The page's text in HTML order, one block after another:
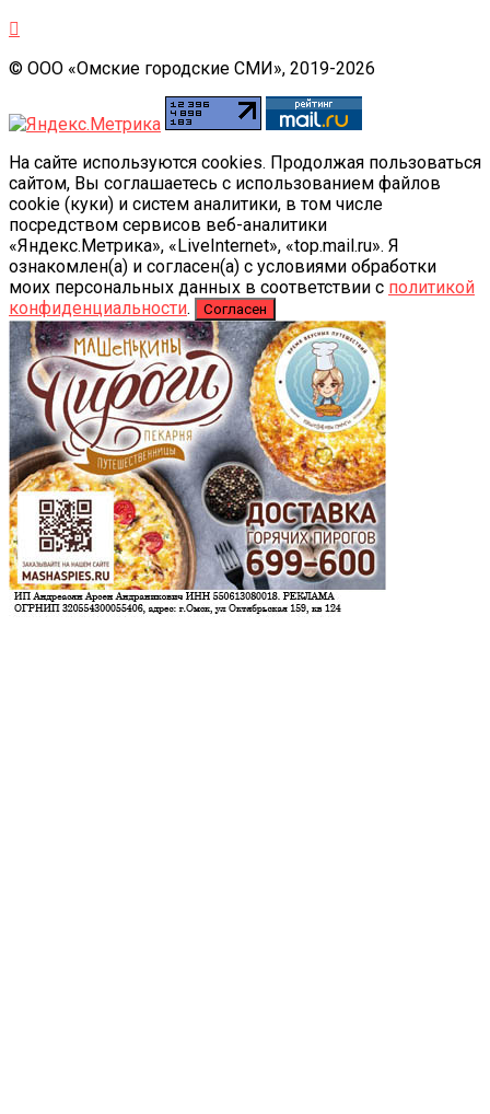
© ООО «Омские городские СМИ», 2019-2026
На сайте используются cookies. Продолжая пользоваться
сайтом, Вы соглашаетесь с использованием файлов
cookie (куки) и систем аналитики, в том числе
посредством сервисов веб-аналитики
«Яндекс.Метрика», «LiveInternet», «top.mail.ru». Я
ознакомлен(а) и согласен(а) с условиями обработки
моих персональных данных в соответствии с политикой
конфиденциальности. Согласен